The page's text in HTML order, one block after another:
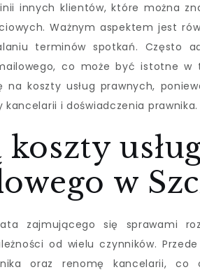
innych klientów, które można
Ważnym aspektem jest
terminów spotkań. Często
co może być istotne w
na koszty usług prawnych,
kancelarii i doświadczenia prawnika.
koszty
w
zajmującego się sprawami
od wielu czynników.
oraz renomę kancelarii, co